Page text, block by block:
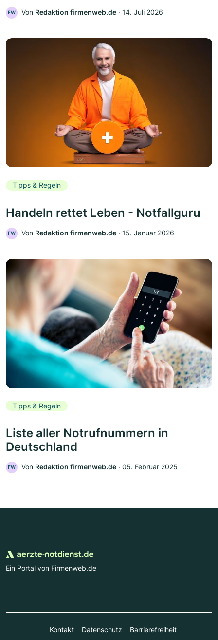
FW Von Redaktion firmenweb.de ‧ 14. Juli 2026
Tipps & Regeln
Handeln rettet Leben - Notfallguru
FW Von Redaktion firmenweb.de ‧ 15. Januar 2026
Tipps & Regeln
Liste aller Notrufnummern in
Deutschland
FW Von Redaktion firmenweb.de ‧ 05. Februar 2025
Ein Portal von Firmenweb.de
Kontakt Datenschutz
Barrierefreiheit